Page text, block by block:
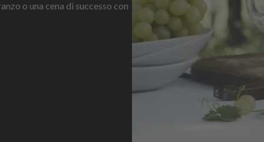
o una cena di successo con